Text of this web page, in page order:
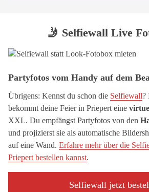
🤳 Selfiewall Live
Partyfotos vom Handy auf dem
Übrigens: Kennst du schon die Selfiewall?
bekommt deine Feier in Priepert eine
XXL. Du empfängst Partyfotos von den
und projizierst sie als automatische
auf eine Wand. Erfahre mehr über die
Priepert bestellen kannst.
Selfiewall jetzt